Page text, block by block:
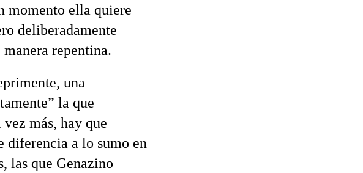
momento ella quiere
deliberadamente
repentina.
una
la que
más, hay que
diferencia a lo sumo en
las que Genazino